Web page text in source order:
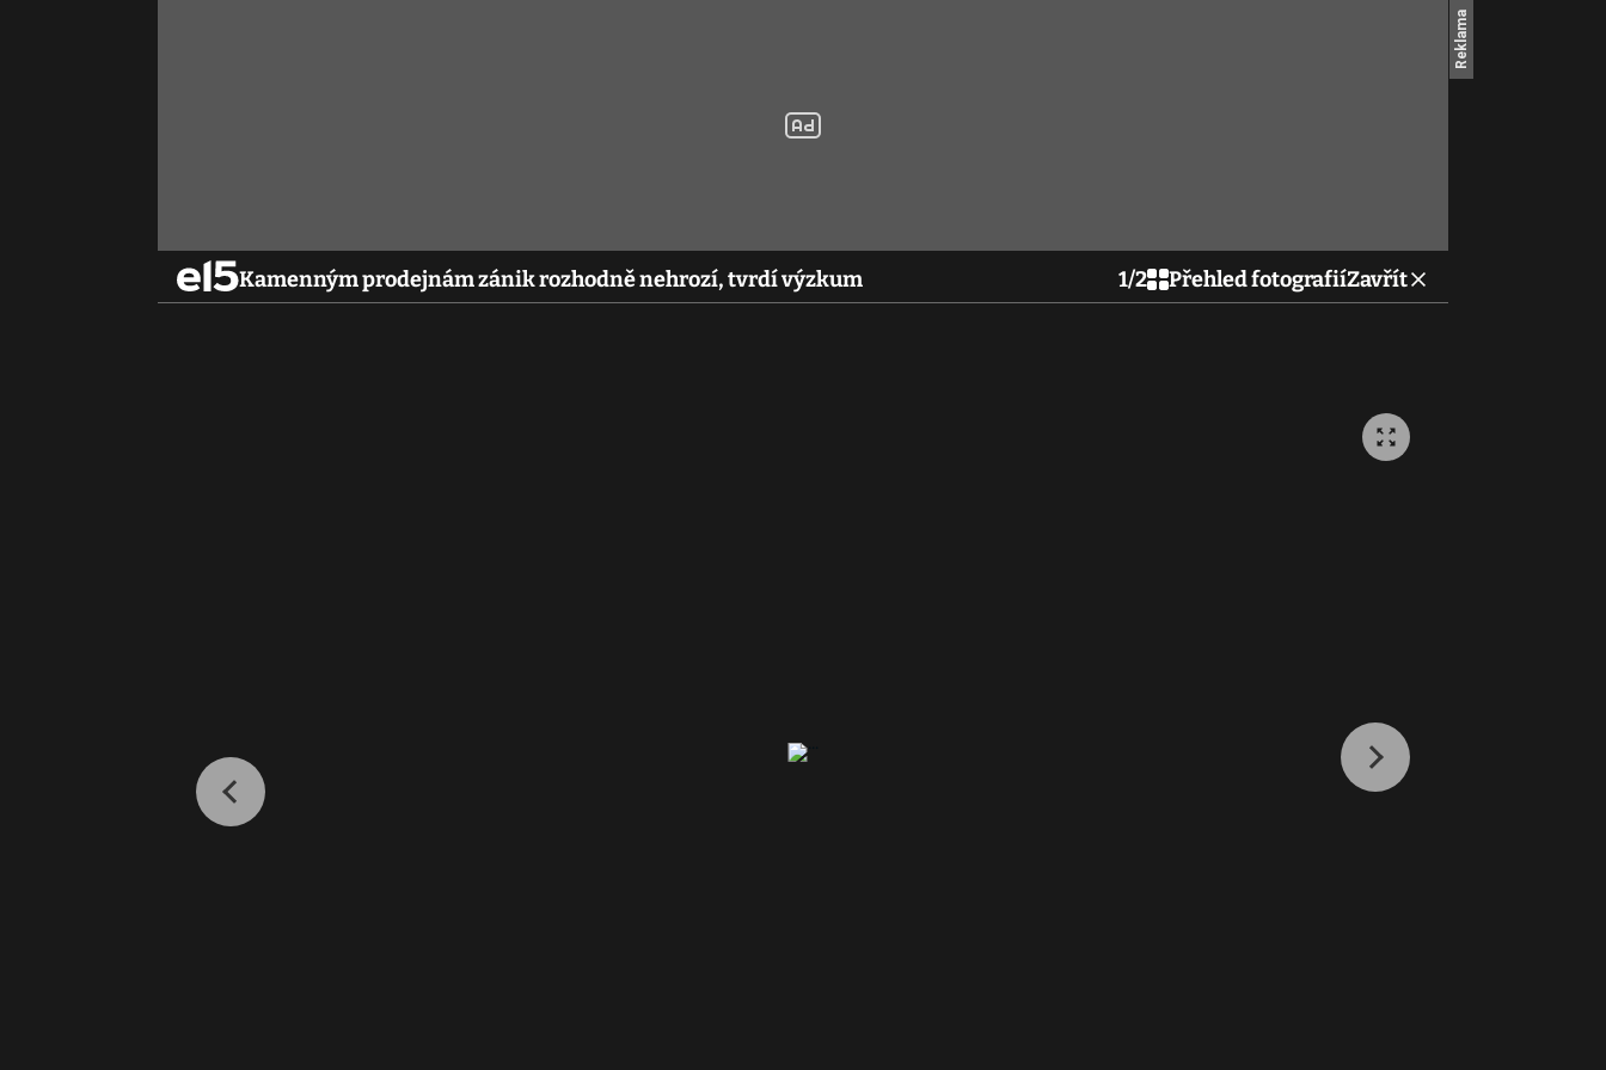
Kamenným prodejnám zánik rozhodně nehrozí, tvrdí výzkum 1/2 Přehled fotografiíZavřít